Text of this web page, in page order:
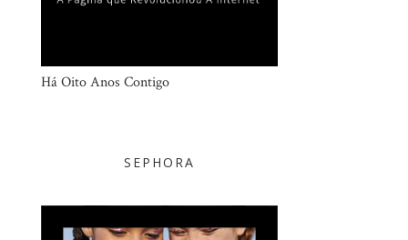
Há Oito Anos Contigo
SEPHORA